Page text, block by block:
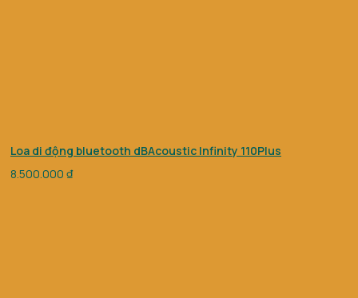
Loa di động bluetooth dBAcoustic Infinity 110Plus
8.500.000 ₫